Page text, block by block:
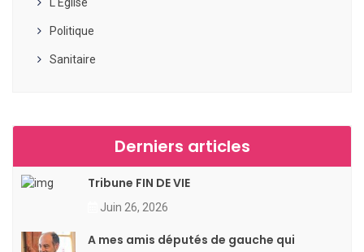
L'Eglise
Politique
Sanitaire
Derniers articles
Tribune FIN DE VIE
Juin 26, 2026
A mes amis députés de gauche qui